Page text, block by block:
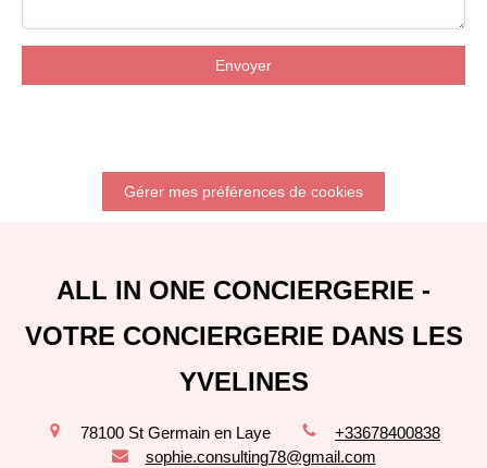
Envoyer
Gérer mes préférences de cookies
ALL IN ONE CONCIERGERIE -
VOTRE CONCIERGERIE DANS LES
YVELINES
78100 St Germain en Laye
+33678400838
sophie.consulting78@gmail.com